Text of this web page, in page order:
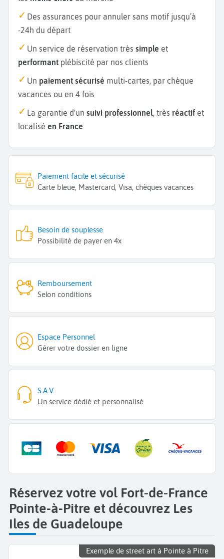
Des assurances pour annuler sans motif jusqu’à
-24h du départ
Un service de réservation très simple et
performant plébiscité par nos clients
Un paiement sécurisé multi-cartes, par chèque
vacances ou en 4 fois
La garantie d'un suivi professionnel, très réactif et
localisé en France
Paiement facile et sécurisé
Carte bleue, Mastercard, Visa, chèques vacances
Besoin de souplesse
Possibilité de payer en 4x
Remboursement
Selon conditions
Espace Personnel
Gérer votre dossier en ligne
S.A.V.
Un service dédié et personnalisé
Réservez votre vol Fort-de-France
Pointe-à-Pitre et découvrez Les
Iles de Guadeloupe
Exemple de street art à Pointe à Pitre